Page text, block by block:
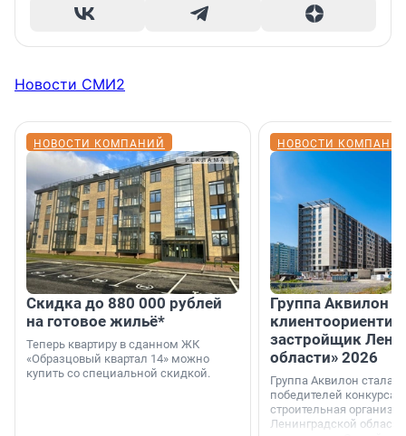
Новости СМИ2
НОВОСТИ КОМПАНИЙ
Скидка до 880 000 рублей
на готовое жильё*
Теперь квартиру в сданном ЖК
«Образцовый квартал 14» можно
купить со специальной скидкой.
НОВОСТИ
Группа Аквилон
застройщик
области» 2026
Группа Аквилон стала
победителей конкурса
строительная
Ленинградской области